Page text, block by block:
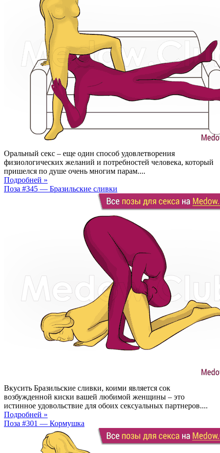
Оральный секс – еще один способ удовлетворения
физиологических желаний и потребностей человека, который
пришелся по душе очень многим парам....
Подробней »
Поза #345 — Бразильские сливки
Вкусить Бразильские сливки, коими является сок
возбужденной киски вашей любимой женщины – это
истинное удовольствие для обоих сексуальных партнеров....
Подробней »
Поза #301 — Кормушка